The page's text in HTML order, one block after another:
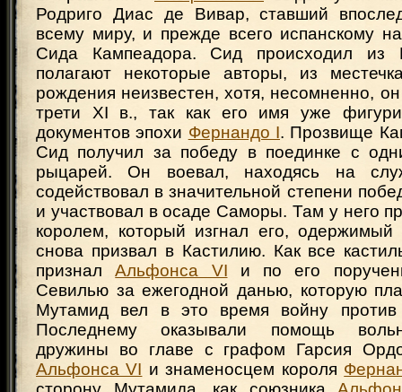
Родриго Диас де Вивар, ставший
всему миру, и прежде всего испанскому
Сида Кампеадора. Сид происходил из
полагают некоторые авторы, из
рождения неизвестен, хотя, несомненно,
трети XI в., так как его имя уже
документов эпохи Фернандо I. Прозвище
Сид получил за победу в поединке с
рыцарей. Он воевал, находясь на
содействовал в значительной степени
и участвовал в осаде Саморы. Там у него
королем, который изгнал его,
снова призвал в Кастилию. Как все
призналАльфонса VI и по его
Севилью за ежегодной данью, которую
Мутамид вел в это время войну против
Последнему оказывали помощь
дружины во главе с графом Гарсия
Альфонса VI и знаменосцем короля